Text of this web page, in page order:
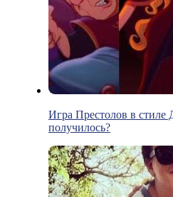
Игра Престолов в
получилось?